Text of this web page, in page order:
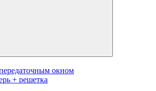
окном
+ решетка